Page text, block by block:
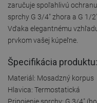
zaručuje spoľahlivú
sprchy G 3/4" zhora a G 1/
Vďaka elegantnému
prvkom vašej kúpeľne.
Špecifikácia produktu:
Materiál: Mosadzný korpus
Hlavica: Termostatická
Pripojenie sprchy: G 3/4"